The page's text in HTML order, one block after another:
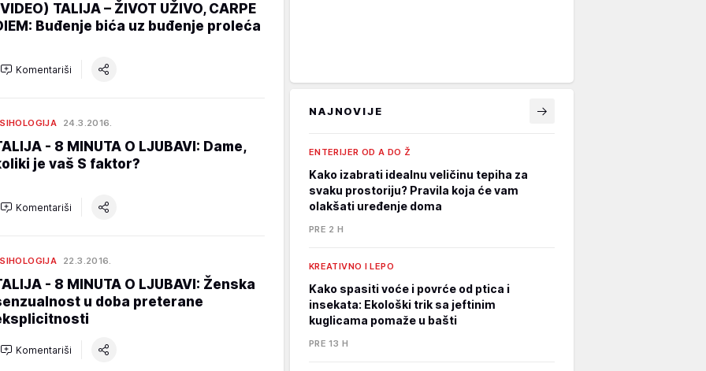
TALIJA – ŽIVOT UŽIVO, CARPE
Buđenje bića uz buđenje proleća
Komentariši
24.3.2016.
- 8 MINUTA O LJUBAVI: Dame,
je vaš S faktor?
Komentariši
22.3.2016.
- 8 MINUTA O LJUBAVI: Ženska
u doba preterane
Komentariši
NAJNOVIJE
ENTERIJER OD A DO Ž
Kako izabrati idealnu veličinu tepiha za
svaku prostoriju? Pravila koja će vam
olakšati uređenje doma
PRE 2 H
KREATIVNO I LEPO
Kako spasiti voće i povrće od ptica i
insekata: Ekološki trik sa jeftinim
kuglicama pomaže u bašti
PRE 13 H